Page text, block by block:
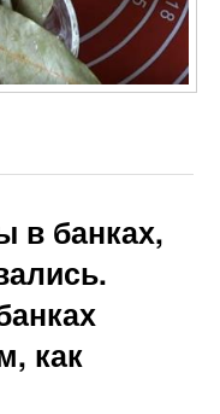
в банках,
как